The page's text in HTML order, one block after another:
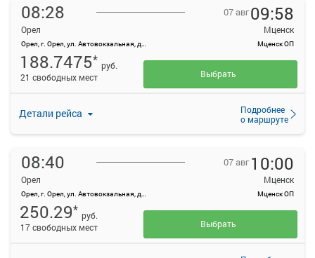
08:28
Орел
Орел, г. Орел, ул. Автовокзальная, д. 1
07 авг09:58
Мценск
Мценск ОП
Детали рейса
Подробнее
о маршруте
188.7475* руб.
21 свободных мест
Выбрать
08:40
Орел
Орел, г. Орел, ул. Автовокзальная, д. 1
07 авг 10:00
Мценск
Мценск ОП
250.29* руб.
17 свободных мест
Выбрать